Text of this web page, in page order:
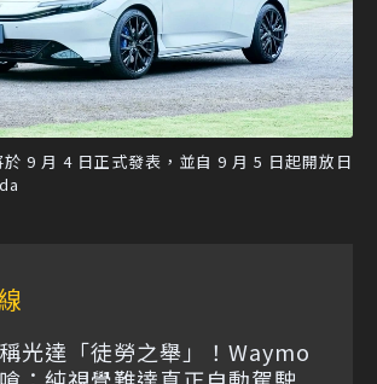
9 月 4 日正式發表，並自 9 月 5 日起開放日
光達「徒勞之舉」！Waymo